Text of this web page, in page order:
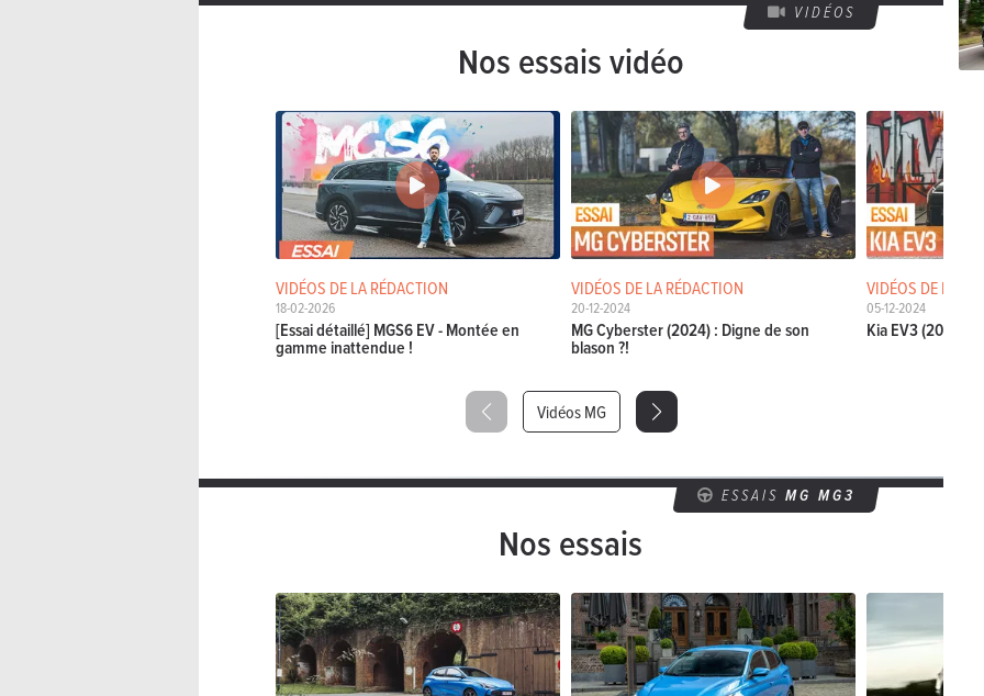
VIDÉOS
Nos essais vidéo
VIDÉOS DE LA RÉDACTION
18-02-2026
[Essai détaillé] MGS6 EV - Montée en
gamme inattendue !
VIDÉOS DE LA RÉDACTION
20-12-2024
MG Cyberster (2024) : Digne de son
blason ?!
VIDÉOS DE LA
05-12-2024
Kia EV3 (2024) :
Vidéos MG
ESSAIS MG MG3
Nos essais